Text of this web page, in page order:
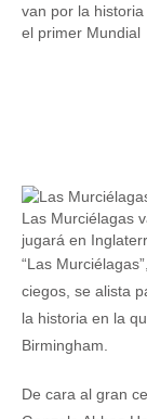
Las Murciélagas
jugará en
“Las
ciegos, se alista
la historia en la
Birmingham.
De cara al gran